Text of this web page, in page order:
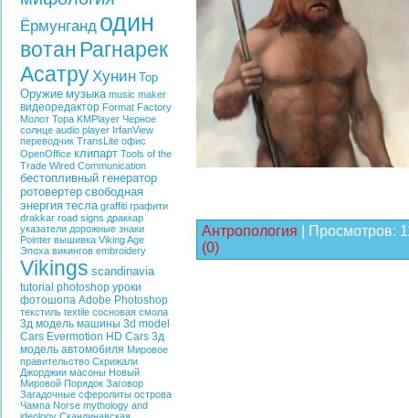
Ёрмунганд один
вотанРагнарек
АсатруХунин Тор
Оружие музыка music maker
видеоредактор Format Factory
Молот Тора KMPlayer Черное
солнце audio player IrfanView
переводчик TransLite офис
OpenOffice клипарт Tools of the
Trade Wired Communication
бестопливный генератор
ротовертер свободная
энергия тесла graffiti графити
drakkar road signs драккар
указатели дорожные знаки
Pointer вышивка Viking Age
Эпоха викингов embroidery
Vikings scandinavia
tutorial photoshop уроки
фотошопа Adobe Photoshop
текстиль textile сосновая смола
3д модель машины 3d model
Cars Evermotion HD Cars 3д
модель автомобиля Мировое
правительство Скрижали
Джорджии масоны Новый
Мировой Порядок Заговор
Загадочные сферолиты острова
Чампа Norse mythology and
Антропология Просмотров:
(0)